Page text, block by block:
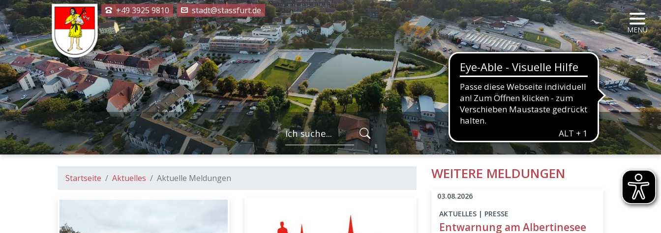
MENÜ
+49 3925 9810 stadt@stassfurt.de
FORMULARSCHALTFLÄCHE
Startseite Aktuelles Aktuelle Meldungen WEITERE MELDUNGEN
AKTUELLES | PRESSE
Entwarnung am Albertinesee
03.08.2026